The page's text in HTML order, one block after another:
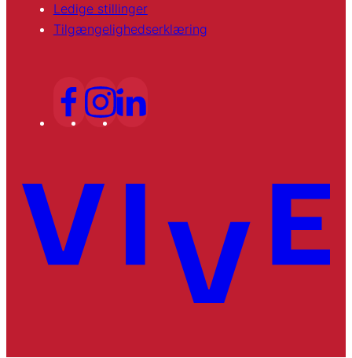
Ledige stillinger
Tilgængelighedserklæring